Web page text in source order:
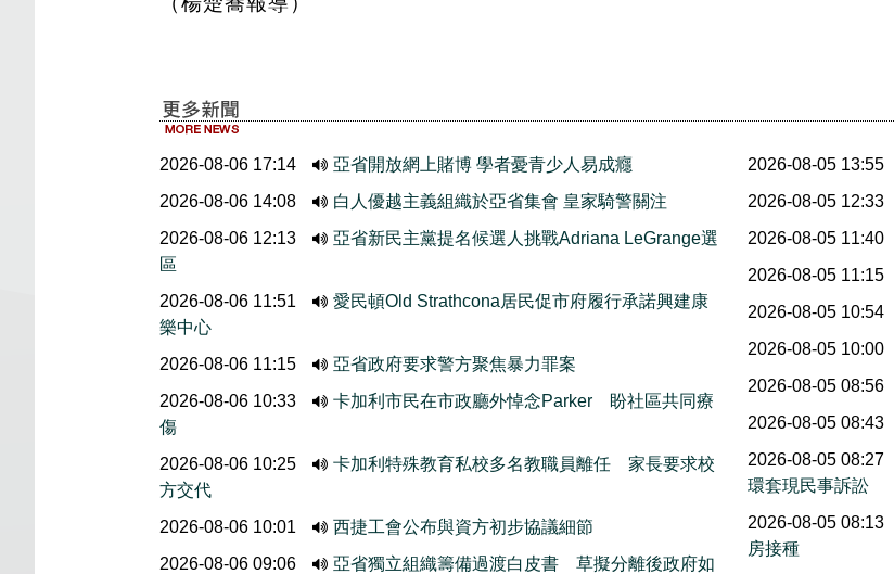
2026-08-06 17:14
亞省開放網上賭博 學者憂青少人易成癮
2026-08-06 14:08
白人優越主義組織於亞省集會 皇家騎警關注
2026-08-06 12:13
亞省新民主黨提名候選人挑戰Adriana LeGrange選
區
2026-08-06 11:51
愛民頓Old Strathcona居民促市府履行承諾興建康
樂中心
2026-08-06 11:15
亞省政府要求警方聚焦暴力罪案
2026-08-06 10:33
卡加利市民在市政廳外悼念Parker 盼社區共同療
傷
2026-08-06 10:25
卡加利特殊教育私校多名教職員離任 家長要求校
方交代
2026-08-06 10:01
西捷工會公布與資方初步協議細節
2026-08-06 09:06
亞省獨立組織籌備過渡白皮書 草擬分離後政府如
2026-08-05 13:55
2026-08-05 12:33
2026-08-05 11:40
2026-08-05 11:15
2026-08-05 10:54
2026-08-05 10:00
2026-08-05 08:56
2026-08-05 08:43
2026-08-05 08:27
環套現民事訴訟
2026-08-05 08:13
房接種